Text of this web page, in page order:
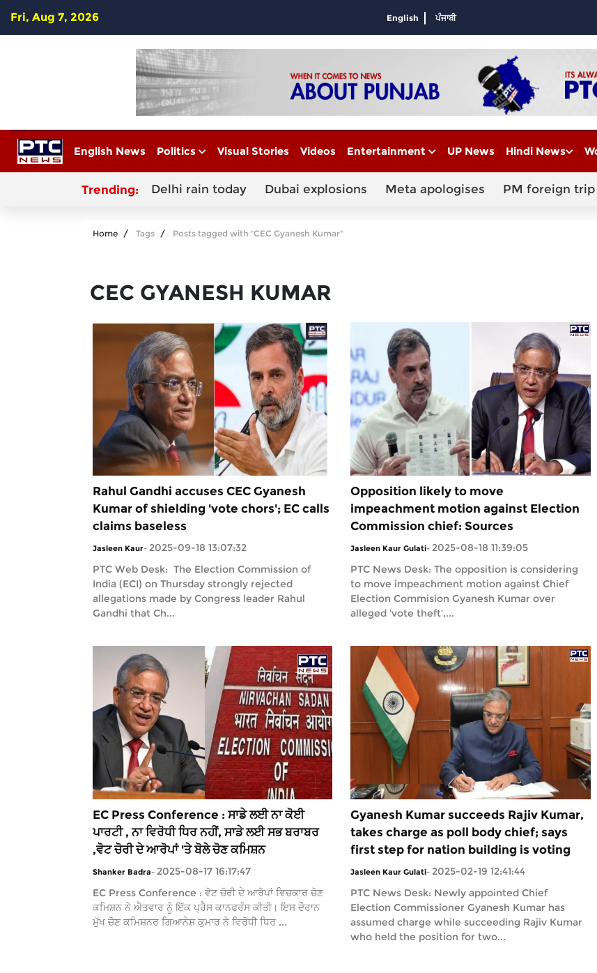
Fri, Aug 7, 2026 English ਪੰਜਾਬੀ
English News Politics Visual Stories Videos Entertainment UP News Hindi News
Trending: Delhi rain today Dubai explosions Meta apologises PM foreign
Home Tags Posts tagged with "CEC Gyanesh Kumar"
CEC GYANESH KUMAR
Rahul Gandhi accuses CEC Gyanesh
Kumar of shielding 'vote chors'; EC calls
claims baseless
Jasleen Kaur- 2025-09-18 13:07:32
PTC Web Desk: The Election Commission of
India (ECI) on Thursday strongly rejected
allegations made by Congress leader Rahul
Gandhi that Ch...
Opposition likely to move
impeachment motion against Election
Commission chief: Sources
Jasleen Kaur Gulati- 2025-08-18 11:39:05
PTC News Desk: The opposition is considering
to move impeachment motion against Chief
Election Commision Gyanesh Kumar over
alleged 'vote theft',...
EC Press Conference : ਸਾਡੇ ਲਈ ਨਾ ਕੋਈ
ਪਾਰਟੀ , ਨਾ ਵਿਰੋਧੀ ਧਿਰ ਨਹੀਂ, ਸਾਡੇ ਲਈ ਸਭ ਬਰਾਬਰ
,ਵੋਟ ਚੋਰੀ ਦੇ ਆਰੋਪਾਂ 'ਤੇ ਬੋਲੇ ਚੋਣ ਕਮਿਸ਼ਨ
Shanker Badra- 2025-08-17 16:17:47
EC Press Conference : ਵੋਟ ਚੋਰੀ ਦੇ ਆਰੋਪਾਂ ਵਿਚਕਾਰ ਚੋਣ
ਕਮਿਸ਼ਨ ਨੇ ਐਤਵਾਰ ਨੂੰ ਇੱਕ ਪ੍ਰੈਸ ਕਾਨਫਰੰਸ ਕੀਤੀ। ਇਸ ਦੌਰਾਨ
ਮੁੱਖ ਚੋਣ ਕਮਿਸ਼ਨਰ ਗਿਆਨੇਸ਼ ਕੁਮਾਰ ਨੇ ਵਿਰੋਧੀ ਧਿਰ ...
Gyanesh Kumar succeeds Rajiv Kumar,
takes charge as poll body chief; says
first step for nation building is voting
Jasleen Kaur Gulati- 2025-02-19 12:41:44
PTC News Desk: Newly appointed Chief
Election Commissioner Gyanesh Kumar has
assumed charge while succeeding Rajiv Kumar
who held the position for two...